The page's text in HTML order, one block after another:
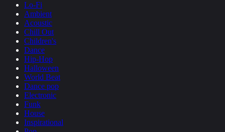
Lo-Fi
Ambient
Acoustic
Chill Out
Children's
Dance
Hip-Hop
Halloween
World Beat
Dance pop
Electronic
Funk
House
Inspirational